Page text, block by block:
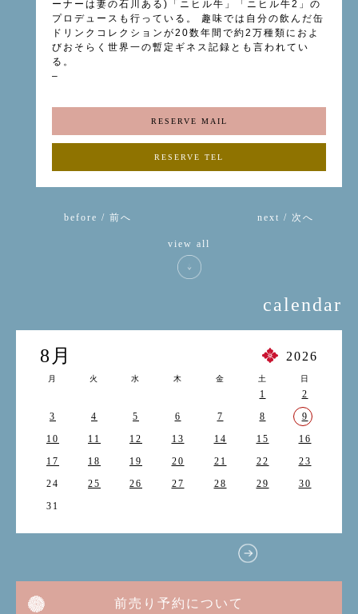
ーナーは妻の石川ある)「ニヒル牛」「ニヒル牛2」の
プロデュースも行っている。 趣味では自分の飲んだ缶
ドリンクコレクションが20数年間で約2万種類におよ
びおそらく世界一の暫定ギネス記録とも言われてい
る。
–
RESERVE MAIL
RESERVE TEL
before / 前へ next / 次へ
view all
calendar
8月 2026
月 火 水 木 金 土 日
1
2
3
4 5 6 7 8
9
10
11 12 13 14 15
16
17
18 19 20 21 22
23
24
25 26 27 28 29
30
31
前売り予約について